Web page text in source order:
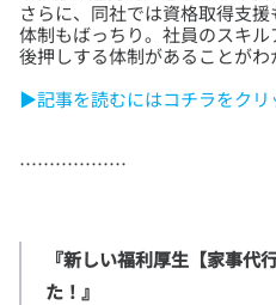
さらに、同社では資格取得支
体制もばっちり。社員のスキ
▶記事を読むにはコチラをクリ
『新しい福利厚生【家事代
た！』